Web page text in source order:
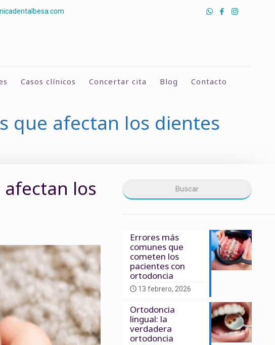
Casos clínicos Concertar cita Blog Contacto
que afectan los dientes
los
Errores más
comunes que
cometen los
pacientes con
ortodoncia
13 febrero, 2026
Ortodoncia
lingual: la
verdadera
ortodoncia